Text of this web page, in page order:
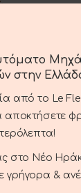
For
στην
από το Le
αποκτήσετε
στο Νέο
γρήγορα &